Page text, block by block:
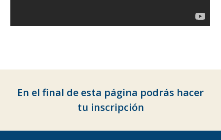
En el final de esta página podrás hacer
tu inscripción